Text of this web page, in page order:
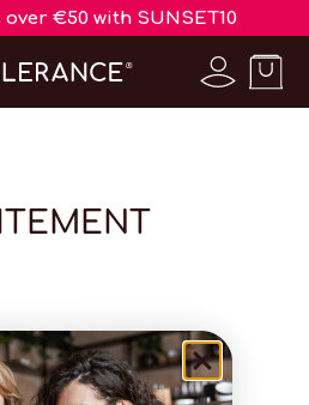
€50 with SUNSET10